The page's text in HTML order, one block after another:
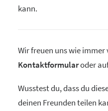
kann.
Wir freuen uns wie
Kontaktformularoder
Wusstest du, dass du
deinen Freunden teilen